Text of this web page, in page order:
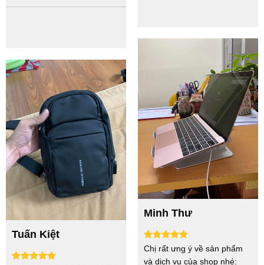
Minh Thư
Chị rất ưng ý về sản phẩm
và dịch vụ của shop nhé:
Tuấn Kiệt